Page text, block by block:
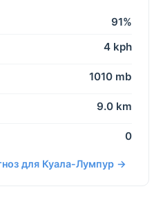
91%
4 kph
1010 mb
9.0 km
0
для Куала-Лумпур →